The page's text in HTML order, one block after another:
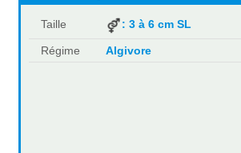
Taille : 3 à 6 cm SL
Régime Algivore